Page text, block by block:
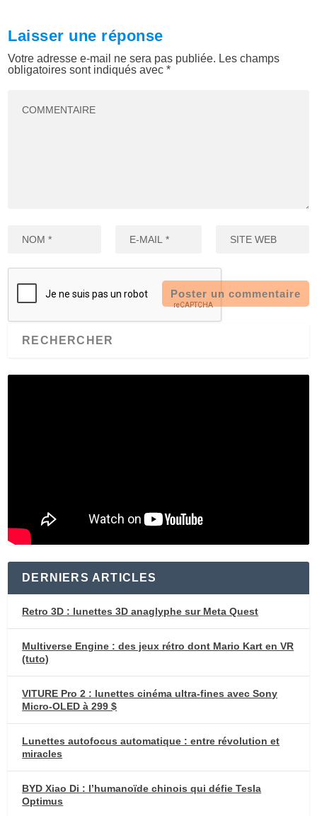
Laisser une réponse
Votre adresse e-mail ne sera pas publiée. Les champs
obligatoires sont indiqués avec*
DERNIERS ARTICLES
Retro 3D : lunettes 3D anaglyphe sur Meta Quest
Multiverse Engine : des jeux rétro dont Mario Kart en VR
(tuto)
VITURE Pro 2 : lunettes cinéma ultra-fines avec Sony
Micro-OLED à 299 $
Lunettes autofocus automatique : entre révolution et
miracles
BYD Xiao Di : l’humanoïde chinois qui défie Tesla
Optimus